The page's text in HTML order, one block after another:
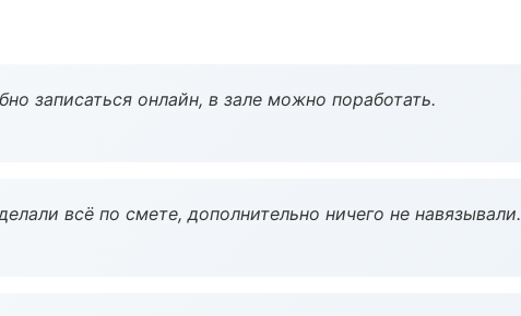
записаться онлайн, в зале можно поработать.
всё по смете, дополнительно ничего не навязывали.